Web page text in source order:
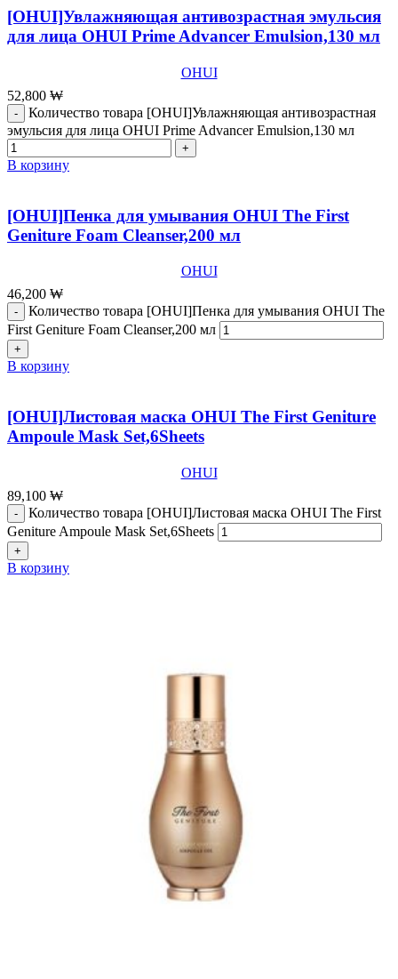
[OHUI]Увлажняющая антивозрастная эмульсия
для лица OHUI Prime Advancer Emulsion,130 мл
OHUI
52,800 ₩
Количество товара [OHUI]Увлажняющая антивозрастная
эмульсия для лица OHUI Prime Advancer Emulsion,130 мл
В корзину
[OHUI]Пенка для умывания OHUI The First
Geniture Foam Cleanser,200 мл
OHUI
46,200 ₩
Количество товара [OHUI]Пенка для умывания OHUI The
First Geniture Foam Cleanser,200 мл
В корзину
[OHUI]Листовая маска OHUI The First Geniture
Ampoule Mask Set,6Sheets
OHUI
89,100 ₩
Количество товара [OHUI]Листовая маска OHUI The First
Geniture Ampoule Mask Set,6Sheets
В корзину